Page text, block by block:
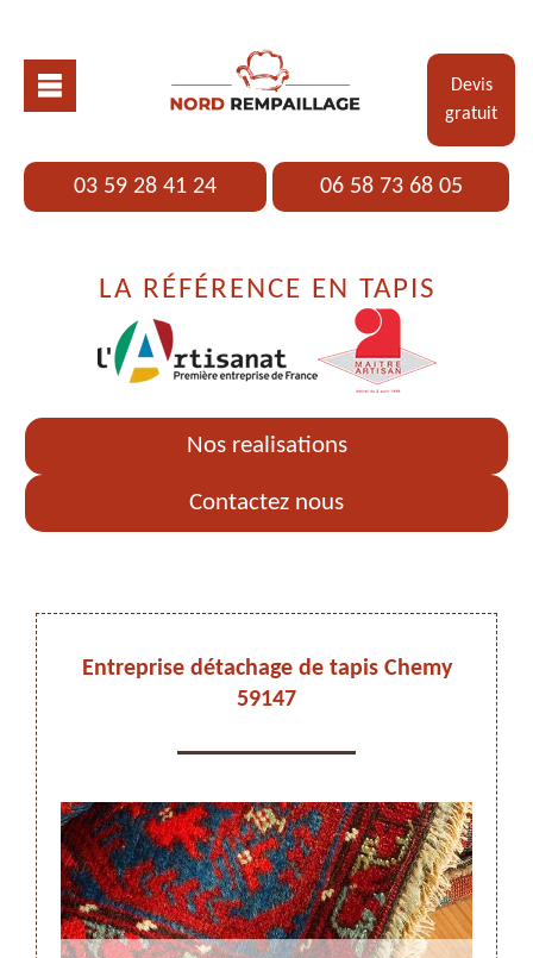
Devis
gratuit
03 59 28 41 24 06 58 73 68 05
LA RÉFÉRENCE EN TAPIS
Nos realisations
Contactez nous
Entreprise détachage de tapis Chemy
59147